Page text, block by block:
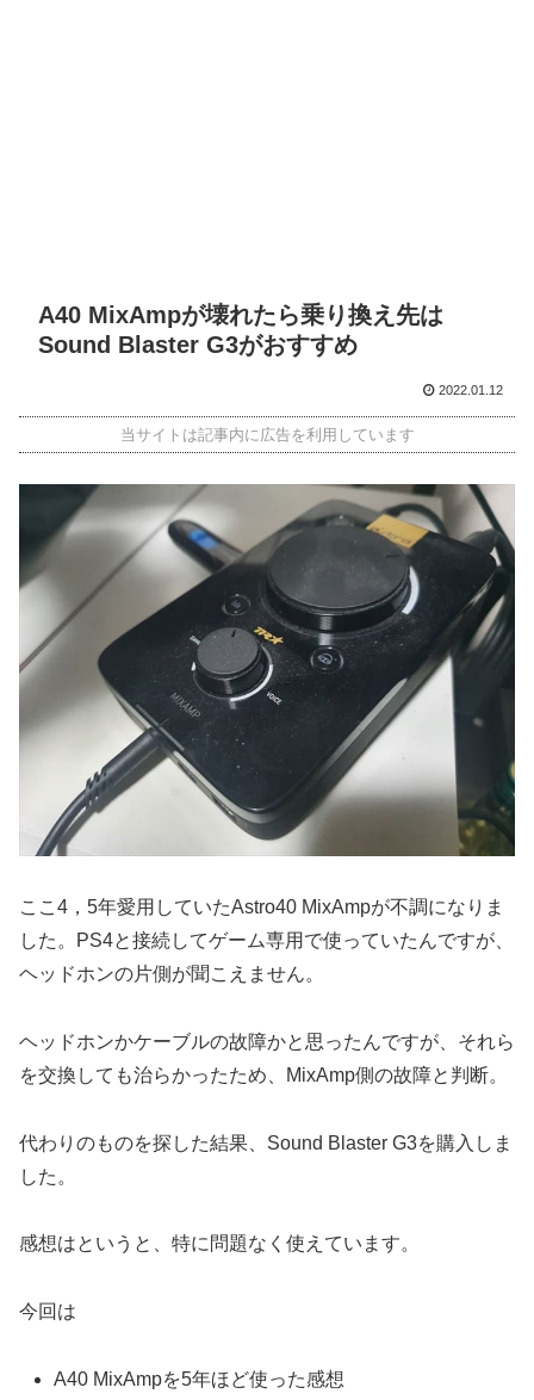
A40 MixAmpが壊れたら乗り換え先は
Sound Blaster G3がおすすめ
2022.01.12
当サイトは記事内に広告を利用しています
ここ4，5年愛用していたAstro40 MixAmpが不調になりま
した。PS4と接続してゲーム専用で使っていたんですが、
ヘッドホンの片側が聞こえません。
ヘッドホンかケーブルの故障かと思ったんですが、それら
を交換しても治らかったため、MixAmp側の故障と判断。
代わりのものを探した結果、Sound Blaster G3を購入しま
した。
感想はというと、特に問題なく使えています。
今回は
A40 MixAmpを5年ほど使った感想